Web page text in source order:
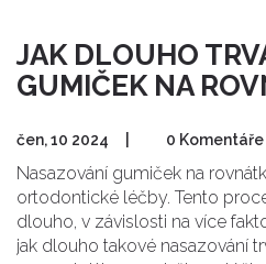
JAK DLOUHO
GUMIČEK NA
čen, 10 2024 0 Komentáře
Nasazování gumiček na
ortodontické léčby. Tento
dlouho, v závislosti na více
jak dlouho takové nasazování